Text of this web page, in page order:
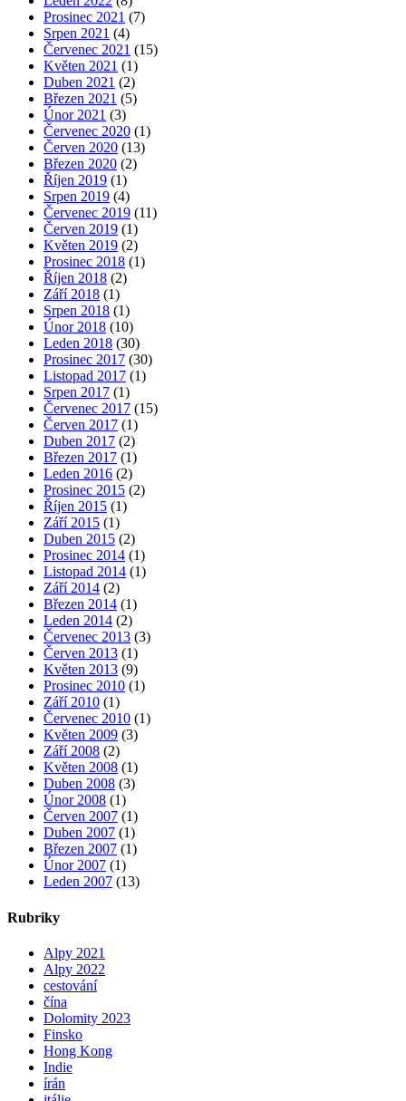
Prosinec 2021 (7)
Srpen 2021 (4)
Červenec 2021 (15)
Květen 2021 (1)
Duben 2021 (2)
Březen 2021 (5)
Únor 2021 (3)
Červenec 2020 (1)
Červen 2020 (13)
Březen 2020 (2)
Říjen 2019 (1)
Srpen 2019 (4)
Červenec 2019 (11)
Červen 2019 (1)
Květen 2019 (2)
Prosinec 2018 (1)
Říjen 2018 (2)
Září 2018 (1)
Srpen 2018 (1)
Únor 2018 (10)
Leden 2018 (30)
Prosinec 2017 (30)
Listopad 2017 (1)
Srpen 2017 (1)
Červenec 2017 (15)
Červen 2017 (1)
Duben 2017 (2)
Březen 2017 (1)
Leden 2016 (2)
Prosinec 2015 (2)
Říjen 2015 (1)
Září 2015 (1)
Duben 2015 (2)
Prosinec 2014 (1)
Listopad 2014 (1)
Září 2014 (2)
Březen 2014 (1)
Leden 2014 (2)
Červenec 2013 (3)
Červen 2013 (1)
Květen 2013 (9)
Prosinec 2010 (1)
Září 2010 (1)
Červenec 2010 (1)
Květen 2009 (3)
Září 2008 (2)
Květen 2008 (1)
Duben 2008 (3)
Únor 2008 (1)
Červen 2007 (1)
Duben 2007 (1)
Březen 2007 (1)
Únor 2007 (1)
Leden 2007 (13)
Rubriky
Alpy 2021
Alpy 2022
cestování
čína
Dolomity 2023
Finsko
Hong Kong
Indie
írán